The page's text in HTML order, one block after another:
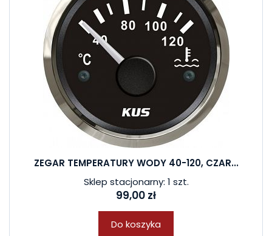
ZEGAR TEMPERATURY WODY 40-120, CZAR...
Sklep stacjonarny: 1 szt.
99,00 zł
Do koszyka